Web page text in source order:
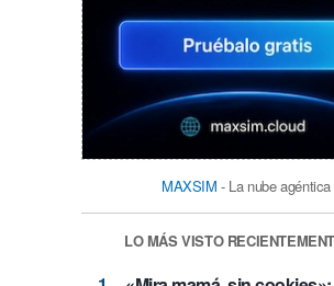
MAXSIM - La nube agéntica
LO MÁS VISTO